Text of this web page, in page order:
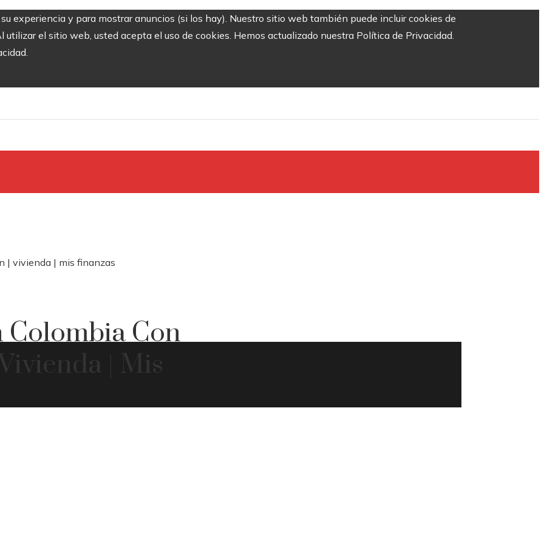
experiencia y para mostrar anuncios (si los hay). Nuestro sitio web también puede incluir cookies de
utilizar el sitio web, usted acepta el uso de cookies. Hemos actualizado nuestra Política de Privacidad.
| vivienda | mis finanzas
Con
| Mis